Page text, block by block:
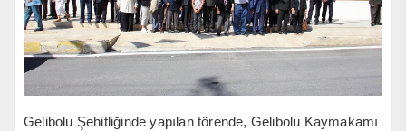
Gelibolu Şehitliğinde yapılan törende, Gelibolu Kaymakamı